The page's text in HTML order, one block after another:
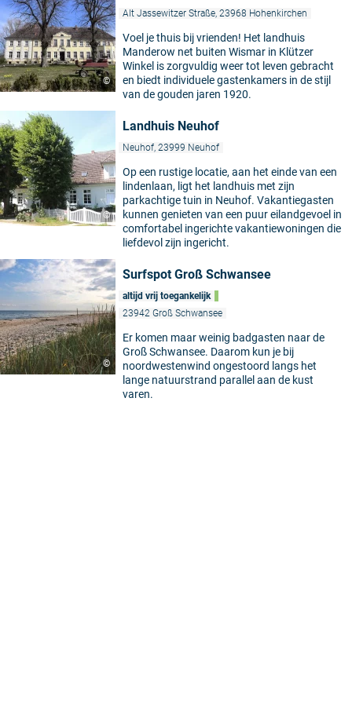
©
Alt Jassewitzer Straße, 23968 Hohenkirchen
Voel je thuis bij vrienden! Het landhuis
Manderow net buiten Wismar in Klützer
Winkel is zorgvuldig weer tot leven gebracht
en biedt individuele gastenkamers in de stijl
van de gouden jaren 1920.
©
Landhuis Neuhof
Neuhof, 23999 Neuhof
Op een rustige locatie, aan het einde van een
lindenlaan, ligt het landhuis met zijn
parkachtige tuin in Neuhof. Vakantiegasten
kunnen genieten van een puur eilandgevoel in
comfortabel ingerichte vakantiewoningen die
liefdevol zijn ingericht.
©
Surfspot Groß Schwansee
altijd vrij toegankelijk
23942 Groß Schwansee
Er komen maar weinig badgasten naar de
Groß Schwansee. Daarom kun je bij
noordwestenwind ongestoord langs het
lange natuurstrand parallel aan de kust
varen.